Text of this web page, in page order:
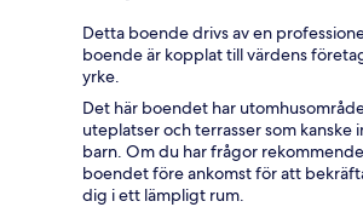
Detta boende drivs av en
boende är kopplat till värdens
yrke.
Det här boendet har
uteplatser och terrasser som kanske
barn. Om du har frågor
boendet före ankomst för att
dig i ett lämpligt rum.